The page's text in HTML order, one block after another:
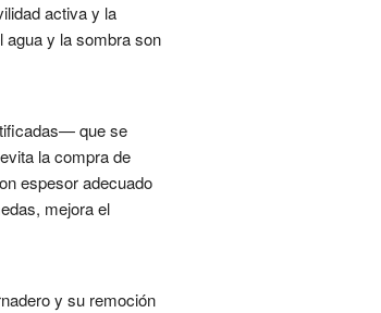
activa y la
agua y la sombra son
que se
la compra de
espesor adecuado
mejora el
y su remoción